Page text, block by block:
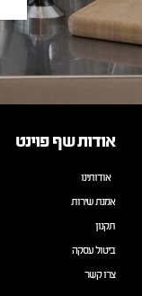
אודות שף פוינט
אודותינו
אמנת שירות
תקנון
ביטול עסקה
צרו קשר